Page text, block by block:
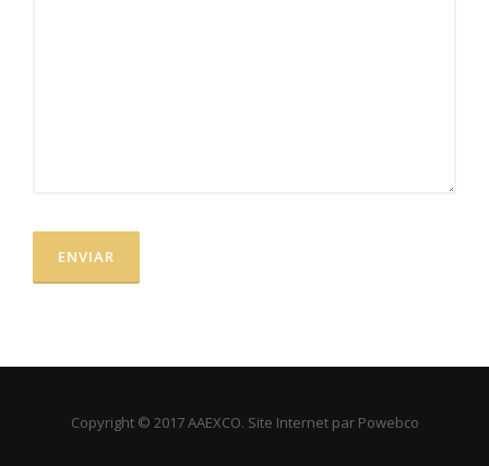
Copyright © 2017 AAEXCO. Site Internet par Powebco